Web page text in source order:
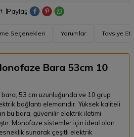
Paylaş
Seçenekleri Yorumlar Tavsiye Et
Bara 53cm 10
53 cm uzunluğunda ve 10 grup
bağlantı elemanıdır. Yüksek kaliteli
bu bara, güvenilir elektrik iletimi
Monofaze sistemler için ideal olan
sunarak çeşitli elektrik